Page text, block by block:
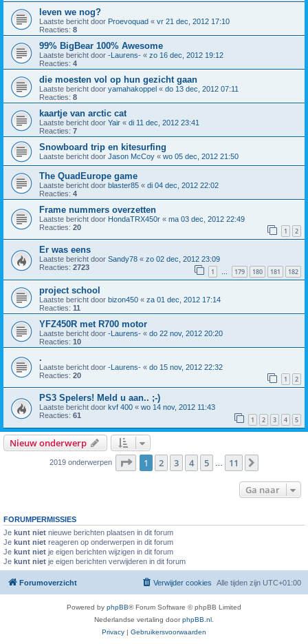
leven we nog?
Laatste bericht door Proevoquad « vr 21 dec, 2012 17:10
Reacties: 8
99% BigBear 100% Awesome
Laatste bericht door -Laurens- « zo 16 dec, 2012 19:12
Reacties: 4
die moesten vol op hun gezicht gaan
Laatste bericht door yamahakoppel « do 13 dec, 2012 07:11
Reacties: 8
kaartje van arctic cat
Laatste bericht door Yair « di 11 dec, 2012 23:41
Reacties: 7
Snowboard trip en kitesurfing
Laatste bericht door Jason McCoy « wo 05 dec, 2012 21:50
The QuadEurope game
Laatste bericht door blaster85 « di 04 dec, 2012 22:02
Reacties: 4
Frame nummers overzetten
Laatste bericht door HondaTRX450r « ma 03 dec, 2012 22:49
Reacties: 20 1 2
Er was eens
Laatste bericht door Sandy78 « zo 02 dec, 2012 23:09
Reacties: 2723 1 … 179 180 181 182
project school
Laatste bericht door bizon450 « za 01 dec, 2012 17:14
Reacties: 11
YFZ450R met R700 motor
Laatste bericht door -Laurens- « do 22 nov, 2012 20:20
Reacties: 10
.
Laatste bericht door -Laurens- « do 15 nov, 2012 22:32
Reacties: 20 1 2
PS3 Spelers! Meld u aan.. ;-)
Laatste bericht door kvf 400 « wo 14 nov, 2012 11:43
Reacties: 61 1 2 3 4 5
Nieuw onderwerp
2019 onderwerpen Pagina van 11
1 2 3 4 5 11
Ga naar
FORUMPERMISSIES
Je kunt niet nieuwe berichten plaatsen in dit forum
Je kunt niet reageren op onderwerpen in dit forum
Je kunt niet je eigen berichten wijzigen in dit forum
Je kunt niet je eigen berichten verwijderen in dit forum
Forumoverzicht Alle tijden zijn UTC+01:00
Verwijder cookies
Powered by phpBB® Forum Software © phpBB Limited
Nederlandse vertaling doorphpBB.nl
Privacy | Gebruikersvoorwaarden